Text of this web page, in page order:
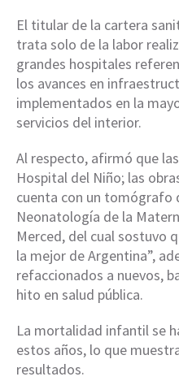
El titular de la cartera
trata solo de la labor
grandes hospitales
los avances en
implementados en la
servicios del interior.
Al respecto, afirmó que
Hospital del Niño; las
cuenta con un tomógrafo
Neonatología de la
Merced, del cual sostuvo
la mejor de Argentina”,
refaccionados a nuevos,
hito en salud pública.
La mortalidad infantil se
estos años, lo que
resultados.